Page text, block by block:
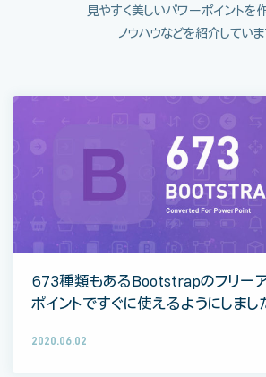
見やすく美しいパワーポイントを
ノウハウなどを紹介していま
673種類もあるBootstrapのフリー
ポイントですぐに使えるようにしまし
2020.06.02